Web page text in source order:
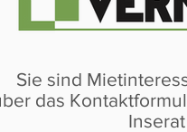
Sie sind
das